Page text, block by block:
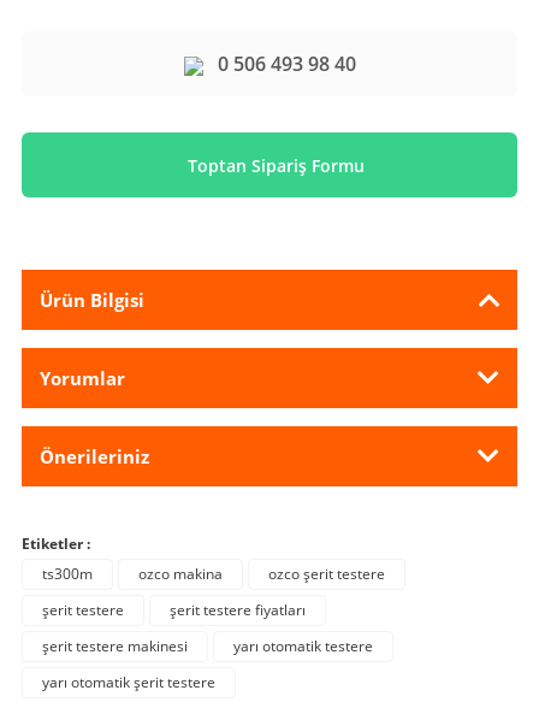
0 506 493 98 40
Toptan Sipariş Formu
Ürün Bilgisi
Yorumlar
Önerileriniz
Etiketler :
ts300m
ozco makina
ozco şerit testere
şerit testere
şerit testere fiyatları
şerit testere makinesi
yarı otomatik testere
yarı otomatik şerit testere